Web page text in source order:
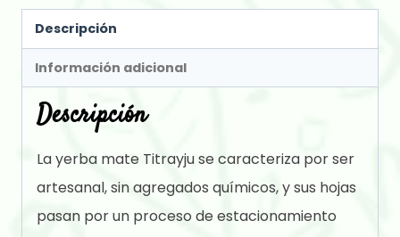
Descripción
Información adicional
Descripción
La yerba mate Titrayju se caracteriza por ser
artesanal, sin agregados químicos, y sus hojas
pasan por un proceso de estacionamiento